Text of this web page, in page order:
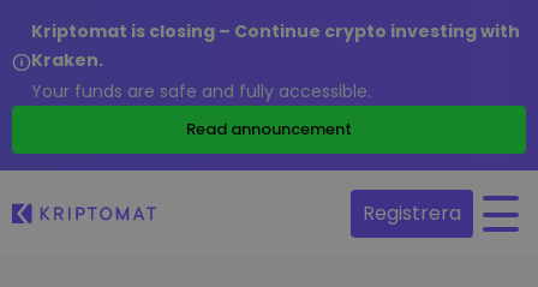
Kriptomat is closing – Continue crypto investing with
Kraken.
Your funds are safe and fully accessible.
Read announcement
Registrera